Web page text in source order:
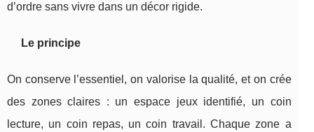
d’ordre sans vivre dans un décor rigide.
Le principe
On conserve l’essentiel, on valorise la qualité, et on crée
des zones claires : un espace jeux identifié, un coin
lecture, un coin repas, un coin travail. Chaque zone a